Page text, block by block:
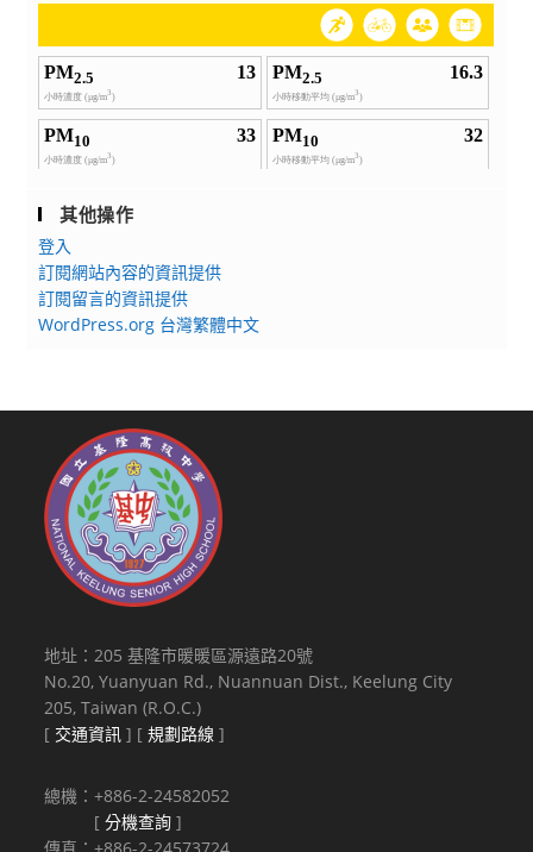
其他操作
登入
訂閱網站內容的資訊提供
訂閱留言的資訊提供
WordPress.org 台灣繁體中文
地址：205 基隆市暖暖區源遠路20號
No.20, Yuanyuan Rd., Nuannuan Dist., Keelung City
205, Taiwan (R.O.C.)
[ 交通資訊 ] [規劃路線 ]
總機：+886-2-24582052
[分機查詢 ]